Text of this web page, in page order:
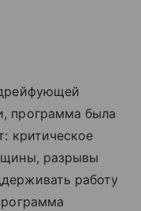
программа была
критическое
разрывы
работу